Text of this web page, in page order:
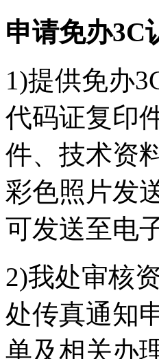
申请免办3C
1)提供免办
代码证复印
件、技术资
彩色照片发
可发送至电
2)我处审核
处传真通知
单及相关办